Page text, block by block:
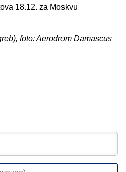
18.12. za Moskvu
foto: Aerodrom Damascus